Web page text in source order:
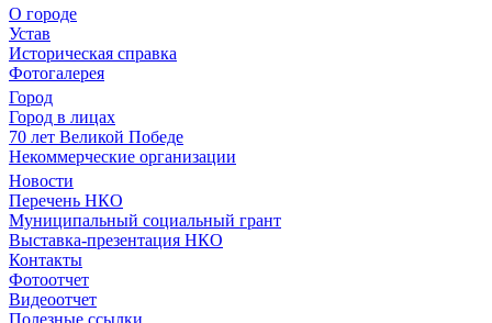
О городе
Устав
Историческая справка
Фотогалерея
Город
Город в лицах
70 лет Великой Победе
Некоммерческие организации
Новости
Перечень НКО
Муниципальный социальный грант
Выставка-презентация НКО
Контакты
Фотоотчет
Видеоотчет
Полезные ссылки